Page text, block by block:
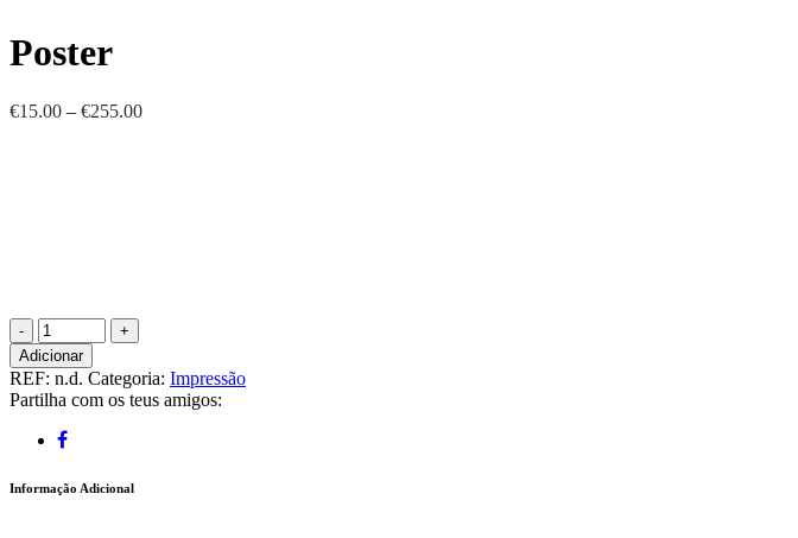
Poster
€15.00 – €255.00
Adicionar
REF: n.d. Categoria: Impressão
Partilha com os teus amigos:
Informação Adicional